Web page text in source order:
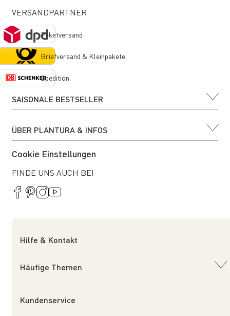
SAISONALE BESTSELLER
ÜBER PLANTURA & INFOS
Cookie Einstellungen
FINDE UNS AUCH BEI
VERSANDPARTNER
Paketversand
Briefversand & Kleinpakete
Spedition
Hilfe & Kontakt
Häufige Themen
Kundenservice